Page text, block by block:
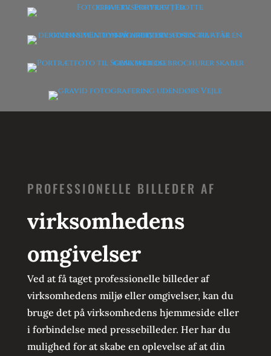
PROFESSIONELLE BILLEDER AF
virksomhedens
omgivelser
Ved at få taget professionelle billeder af
virksomhedens miljø eller omgivelser, kan du
bruge det på virksomhedens hjemmeside eller
i forbindelse med pressebilleder. Her har du
mulighed for at skabe en oplevelse af at din